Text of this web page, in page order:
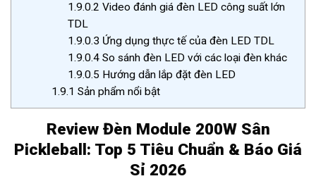
1.9.0.2 Video đánh giá đèn LED công suất lớn
TDL
1.9.0.3 Ứng dụng thực tế của đèn LED TDL
1.9.0.4So sánh đèn LED với các loại đèn khác
1.9.0.5 Hướng dẫn lắp đặt đèn LED
1.9.1 Sản phẩm nổi bật
Review Đèn Module 200W Sân
Pickleball: Top 5 Tiêu Chuẩn & Báo Giá
Sỉ 2026